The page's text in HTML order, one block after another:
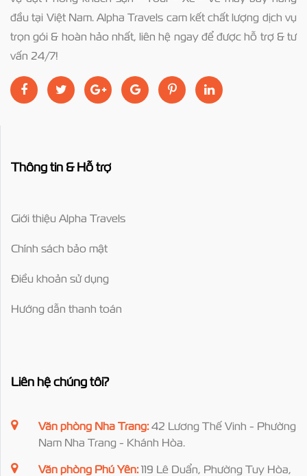
đầu tại Việt Nam. Alpha Travels cam kết chất lượng dịch vụ
trọn gói & hoàn hảo nhất, liên hệ ngay để được hỗ trợ & tư
vấn 24/7!
Thông tin & Hỗ trợ
Giới thiệu Alpha Travels
Chính sách bảo mật
Điều khoản sử dụng
Hướng dẫn thanh toán
Liên hệ chúng tôi?
Văn phòng Nha Trang: 42 Lương Thế Vinh - Phường
Nam Nha Trang - Khánh Hòa.
Văn phòng Phú Yên: 119 Lê Duẩn, Phường Tuy Hòa,